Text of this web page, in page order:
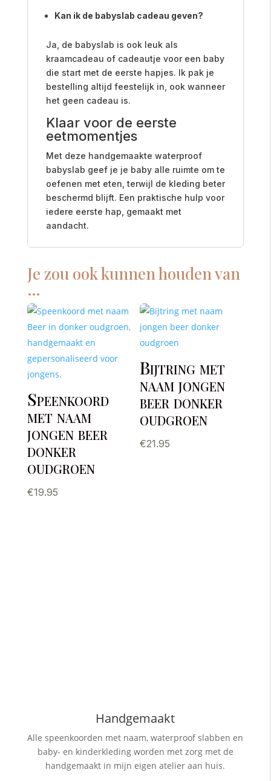
Kan ik de babyslab cadeau geven?
Ja, de babyslab is ook leuk als
kraamcadeau of cadeautje voor een baby
die start met de eerste hapjes. Ik pak je
bestelling altijd feestelijk in, ook wanneer
het geen cadeau is.
Klaar voor de eerste
eetmomentjes
Met deze handgemaakte waterproof
babyslab geef je je baby alle ruimte om te
oefenen met eten, terwijl de kleding beter
beschermd blijft. Een praktische hulp voor
iedere eerste hap, gemaakt met
aandacht.
Je zou ook kunnen houden van
…
Speenkoord
met naam
jongen beer
donker
oudgroen
€19.95
Bijtring met
naam jongen
beer donker
oudgroen
€21.95
Handgemaakt
Alle speenkoorden met naam, waterproof slabbenen
baby- en kinderkleding worden met zorg met de
handgemaakt in mijn eigen atelier aan huis.